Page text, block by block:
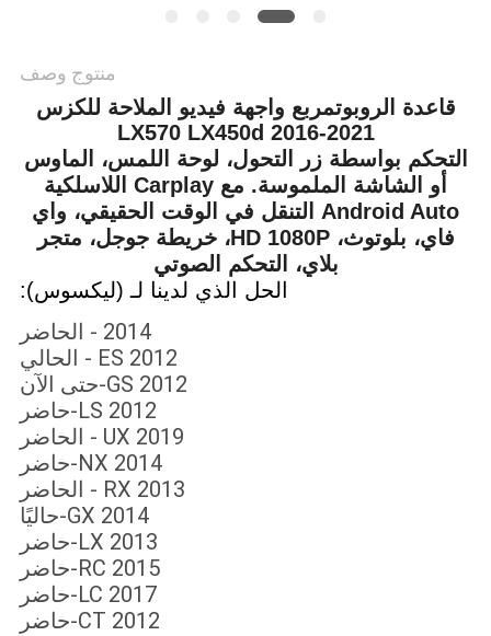
منتوج وصف
قاعدة الروبوتمربع واجهة فيديو الملاحة للكزس
LX570 LX450d 2016-2021
التحكم بواسطة زر التحول، لوحة اللمس، الماوس
أو الشاشة الملموسة. مع Carplay اللاسلكية
Android Auto التنقل في الوقت الحقيقي، واي
فاي، بلوتوث، HD 1080P، خريطة جوجل، متجر
بلاي، التحكم الصوتي
الحل الذي لدينا لـ (ليكسوس):
2014 - الحاضر
ES 2012 - الحالي
GS 2012-حتى الآن
LS 2012-حاضر
UX 2019 - الحاضر
NX 2014-حاضر
RX 2013 - الحاضر
GX 2014-حاليًا
LX 2013-حاضر
RC 2015-حاضر
LC 2017-حاضر
CT 2012-حاضر